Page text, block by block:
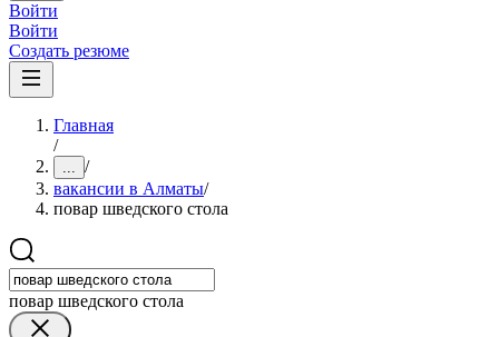
Войти
Войти
Создать резюме
Главная
/
... /
вакансии в Алматы/
повар шведского стола
повар шведского стола